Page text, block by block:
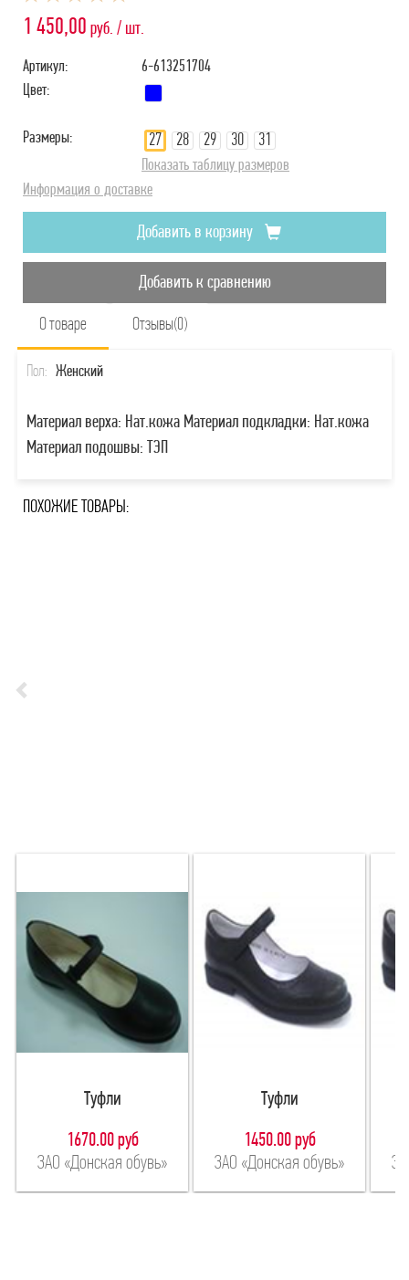
1 450,00 руб. / шт.
Артикул:
6-613251704
Цвет:
Размеры: 27 28 29 30 31
Показать таблицу размеров
Информация о доставке
Добавить в корзину
Добавить к сравнению
О товаре Отзывы(0)
Пол: Женский
Материал верха: Нат.кожа Материал подкладки: Нат.кожа
Материал подошвы: ТЭП
ПОХОЖИЕ ТОВАРЫ:
Туфли
1670.00 руб
ЗАО «Донская обувь»
Туфли
1450.00 руб
ЗАО «Донская обувь»